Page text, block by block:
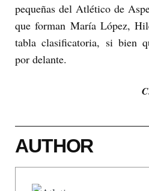
pequeñas del Atlético de
que forman María López,
tabla clasificatoria, si bien
por delante.
AUTHOR